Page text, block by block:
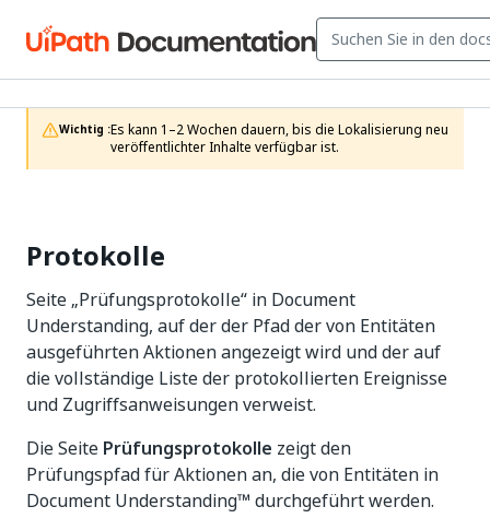
Wichtig :Es kann 1–2 Wochen dauern, bis die Lokalisierung neu
veröffentlichter Inhalte verfügbar ist.
Protokolle
Seite „Prüfungsprotokolle“ in Document
Understanding, auf der der Pfad der von Entitäten
ausgeführten Aktionen angezeigt wird und der auf
die vollständige Liste der protokollierten Ereignisse
und Zugriffsanweisungen verweist.
Die Seite Prüfungsprotokolle zeigt den
Prüfungspfad für Aktionen an, die von Entitäten in
Document Understanding™ durchgeführt werden.